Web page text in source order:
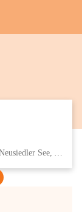
Eisenstädter Straße 18, 7091 Breitenbrunn am Neusiedler See, AUT